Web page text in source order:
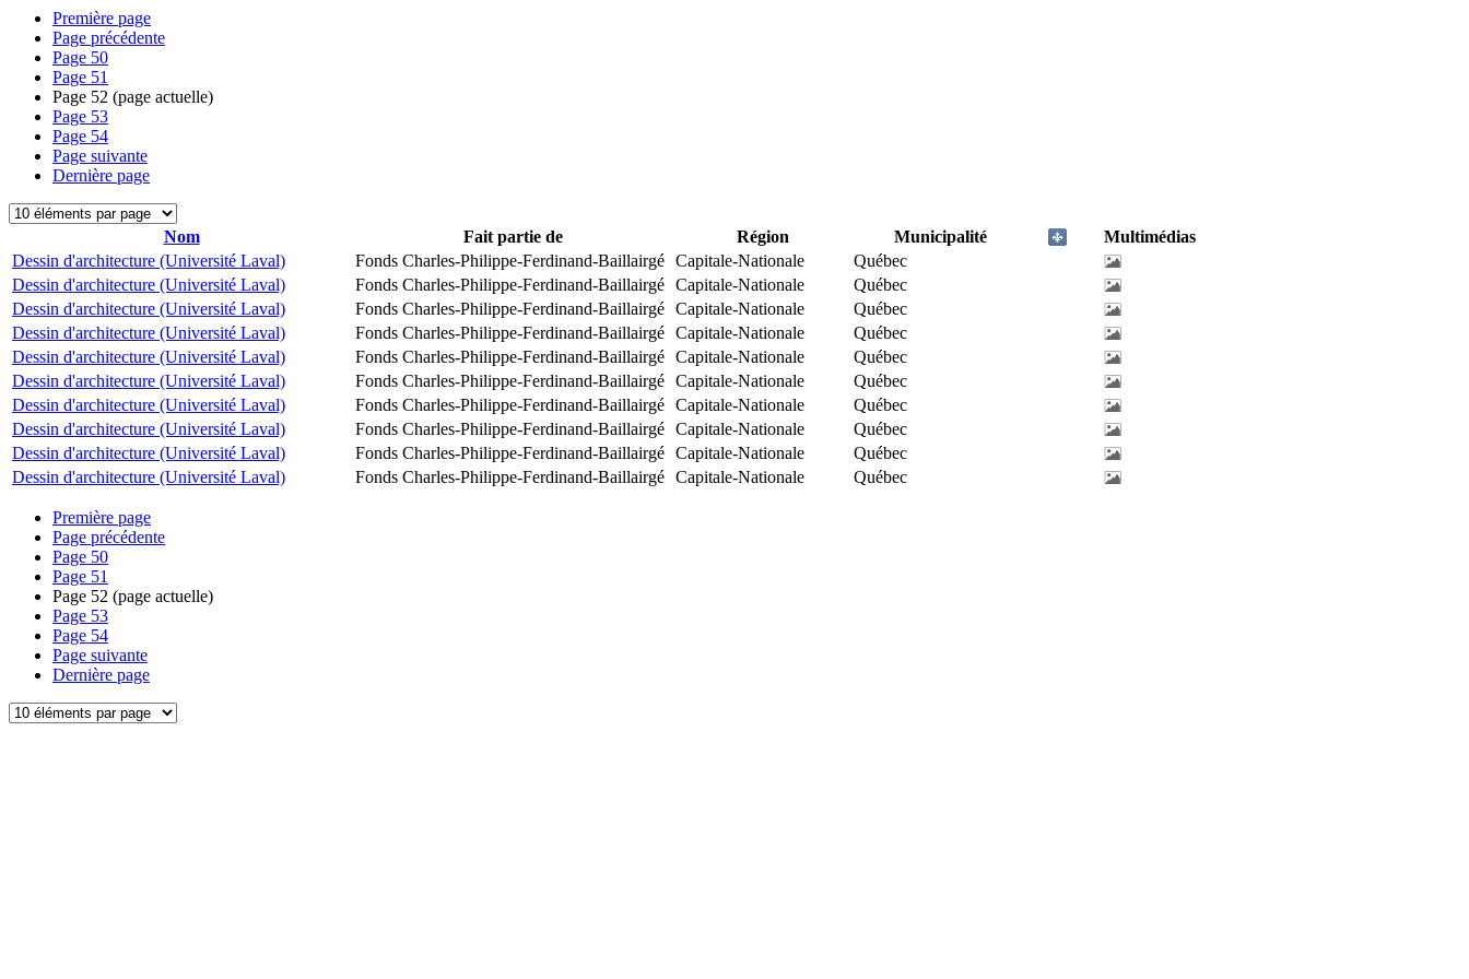
Première page
Page précédente
Page 50
Page 51
Page 52 (page actuelle)
Page 53
Page 54
Page suivante
Dernière page
Nom Fait partie de Région Municipalité
Multimédias
Dessin d'architecture (Université Laval)
Fonds Charles-Philippe-Ferdinand-Baillairgé Capitale-Nationale
Québec
Dessin d'architecture (Université Laval)
Fonds Charles-Philippe-Ferdinand-Baillairgé Capitale-Nationale
Québec
Dessin d'architecture (Université Laval)
Fonds Charles-Philippe-Ferdinand-Baillairgé Capitale-Nationale
Québec
Dessin d'architecture (Université Laval)
Fonds Charles-Philippe-Ferdinand-Baillairgé Capitale-Nationale
Québec
Dessin d'architecture (Université Laval)
Fonds Charles-Philippe-Ferdinand-Baillairgé Capitale-Nationale
Québec
Dessin d'architecture (Université Laval)
Fonds Charles-Philippe-Ferdinand-Baillairgé Capitale-Nationale
Québec
Dessin d'architecture (Université Laval)
Fonds Charles-Philippe-Ferdinand-Baillairgé Capitale-Nationale
Québec
Dessin d'architecture (Université Laval)
Fonds Charles-Philippe-Ferdinand-Baillairgé Capitale-Nationale
Québec
Dessin d'architecture (Université Laval)
Fonds Charles-Philippe-Ferdinand-Baillairgé Capitale-Nationale
Québec
Dessin d'architecture (Université Laval)
Fonds Charles-Philippe-Ferdinand-Baillairgé Capitale-Nationale Québec
Première page
Page précédente
Page 50
Page 51
Page 52 (page actuelle)
Page 53
Page 54
Page suivante
Dernière page